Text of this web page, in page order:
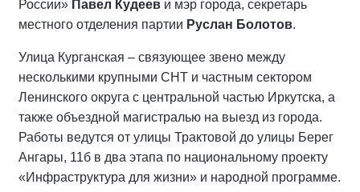
России» Павел Кудеев и мэр города, секретарь
местного отделения партии Руслан Болотов.
Улица Курганская – связующее звено между
несколькими крупными СНТ и частным сектором
Ленинского округа с центральной частью Иркутска, а
также объездной магистралью на выезд из города.
Работы ведутся от улицы Трактовой до улицы Берег
Ангары, 11б в два этапа по национальному проекту
«Инфраструктура для жизни» и народной программе.